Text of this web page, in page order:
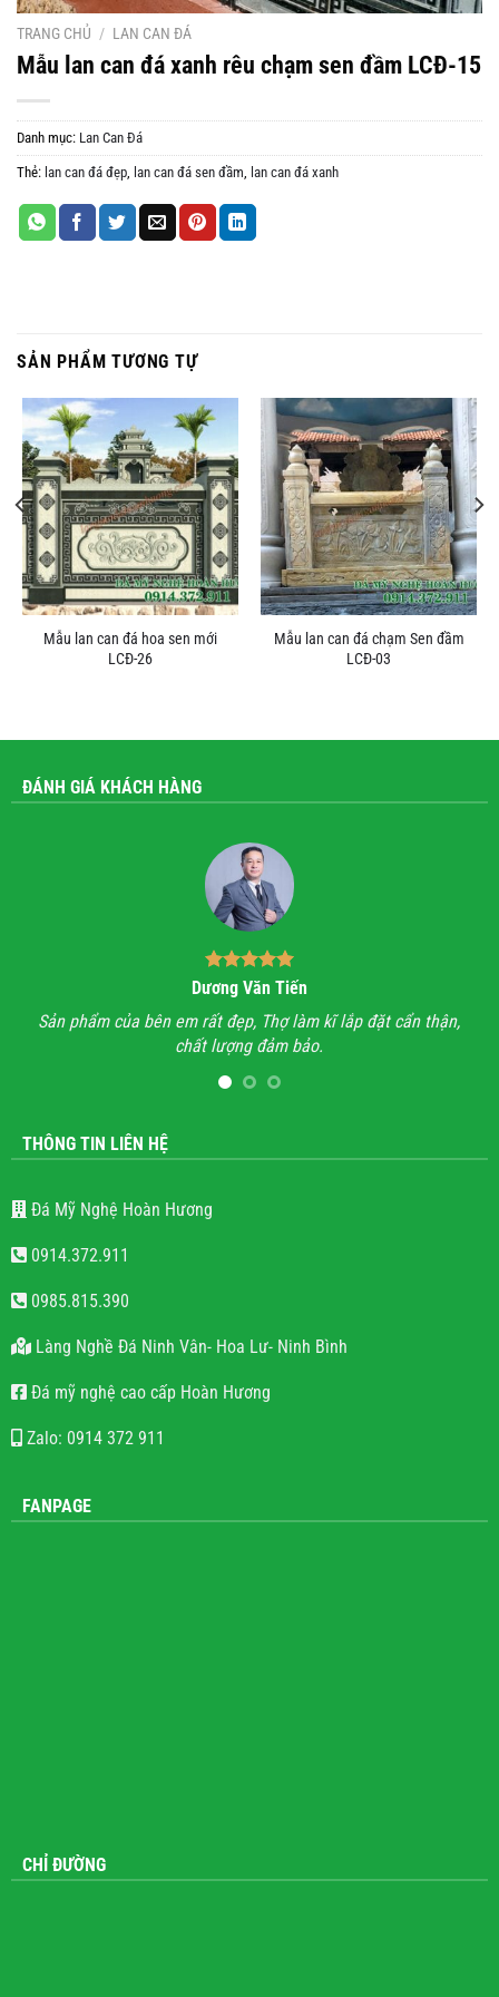
TRANG CHỦ / LAN CAN ĐÁ
Mẫu lan can đá xanh rêu chạm sen đầm LCĐ-15
Danh mục: Lan Can Đá
Thẻ: lan can đá đẹp, lan can đá sen đầm, lan can đá xanh
SẢN PHẨM TƯƠNG TỰ
Mẫu lan can đá hoa sen mới
LCĐ-26
Mẫu lan can đá chạm Sen đầm
LCĐ-03
ĐÁNH GIÁ KHÁCH HÀNG
đẹp, Thợ làm kĩ lắp đặt cẩn thận,
Anh đã đi xem rất nhiều
hết mọi công trình không thấy
Đá Mỹ Nghệ Hoàn Hương
0914.372.911
0985.815.390
Làng Nghề Đá Ninh Vân- Hoa Lư- Ninh Bình
Đá mỹ nghệ cao cấp Hoàn Hương